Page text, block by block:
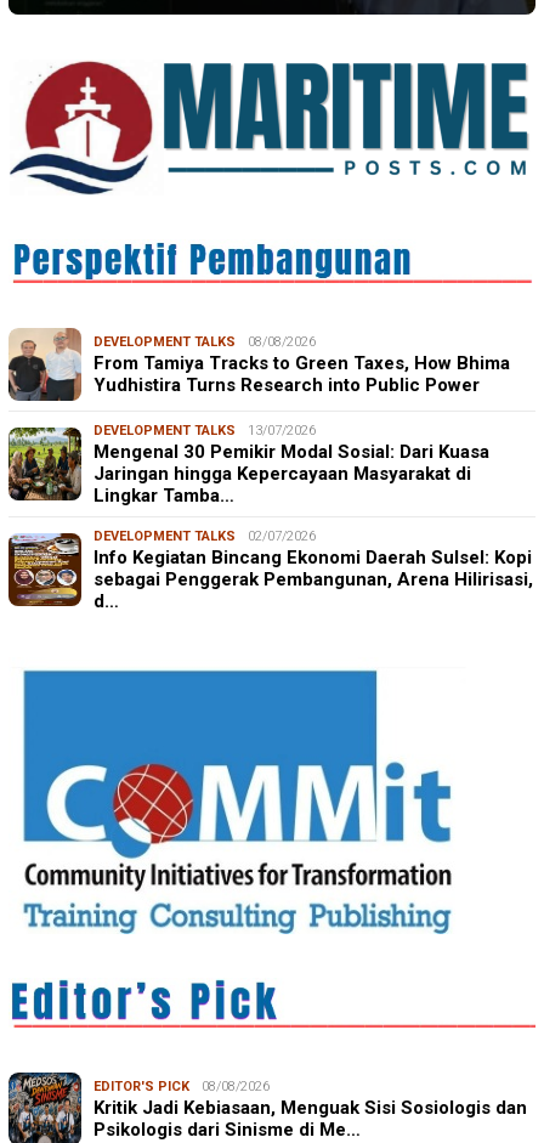
DEVELOPMENT TALKS 08/08/2026
From Tamiya Tracks to Green Taxes, How Bhima
Yudhistira Turns Research into Public Power
DEVELOPMENT TALKS 13/07/2026
Mengenal 30 Pemikir Modal Sosial: Dari Kuasa
Jaringan hingga Kepercayaan Masyarakat di
Lingkar Tamba…
DEVELOPMENT TALKS 02/07/2026
Info Kegiatan Bincang Ekonomi Daerah Sulsel: Kopi
sebagai Penggerak Pembangunan, Arena Hilirisasi,
d…
EDITOR'S PICK 08/08/2026
Kritik Jadi Kebiasaan, Menguak Sisi Sosiologis dan
Psikologis dari Sinisme di Me…